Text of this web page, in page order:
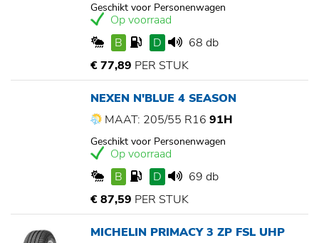
Geschikt voor Personenwagen
Op voorraad
B
D
68 db
€ 77,89 PER STUK
NEXEN N'BLUE 4 SEASON
MAAT: 205/55 R16 91H
Geschikt voor Personenwagen
Op voorraad
B
D
69 db
€ 87,59 PER STUK
MICHELIN PRIMACY 3 ZP FSL UHP